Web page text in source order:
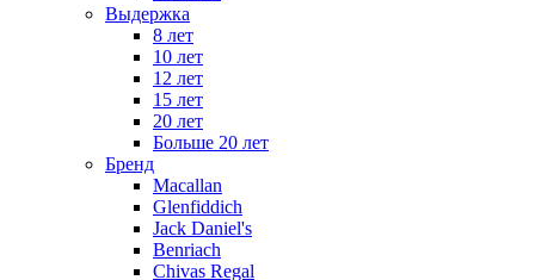
Выдержка
8 лет
10 лет
12 лет
15 лет
20 лет
Больше 20 лет
Бренд
Macallan
Glenfiddich
Jack Daniel's
Benriach
Chivas Regal